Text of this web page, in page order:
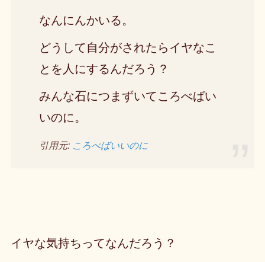
なんにんかいる。
どうして自分がされたらイヤなこ
とを人にするんだろう？
みんな石につまずいてころべばい
いのに。
引用元: ころべばいいのに
イヤな気持ちってなんだろう？